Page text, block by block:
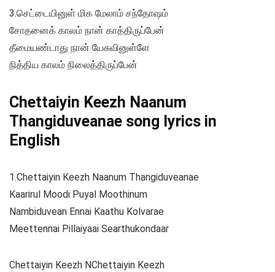
3.செட்டையினுள் மிக மேலாம் சந்தோஷம்
சோதனைக் காலம் நான் காத்திருப்பேன்
தீமையண்டாது நான் யேசுவினுள்ளே
நித்திய காலம் நிலைத்திருப்பேன்
Chettaiyin Keezh Naanum
Thangiduveanae song lyrics in
English
1.Chettaiyin Keezh Naanum Thangiduveanae
Kaarirul Moodi Puyal Moothinum
Nambiduvean Ennai Kaathu Kolvarae
Meettennai Pillaiyaai Searthukondaar
Chettaiyin Keezh NChettaiyin Keezh